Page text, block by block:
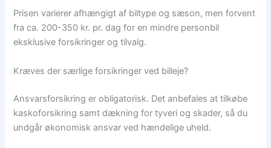
Prisen varierer afhængigt af biltype og sæson, men forvent
fra ca. 200-350 kr. pr. dag for en mindre personbil
eksklusive forsikringer og tilvalg.
Kræves der særlige forsikringer ved billeje?
Ansvarsforsikring er obligatorisk. Det anbefales at tilkøbe
kaskoforsikring samt dækning for tyveri og skader, så du
undgår økonomisk ansvar ved hændelige uheld.